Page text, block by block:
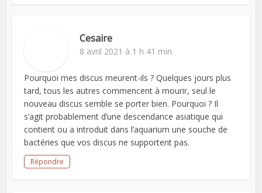
Cesaire
8 avril 2021 à 1 h 41 min
Pourquoi mes discus meurent-ils ? Quelques jours plus
tard, tous les autres commencent à mourir, seul le
nouveau discus semble se porter bien. Pourquoi ? Il
s’agit probablement d’une descendance asiatique qui
contient ou a introduit dans l’aquarium une souche de
bactéries que vos discus ne supportent pas.
Répondre